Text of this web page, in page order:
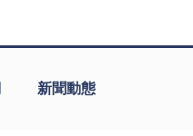
新聞動態